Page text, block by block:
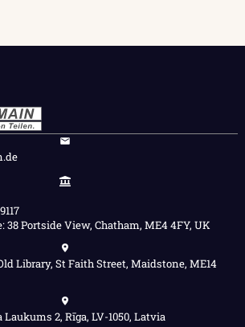
38 Portside View, Chatham, ME4 4FY, UK
Library, St Faith Street, Maidstone, ME14
Laukums 2, Rīga, LV-1050, Latvia